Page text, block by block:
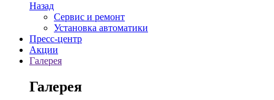
Назад
Сервис и ремонт
Установка автоматики
Пресс-центр
Акции
Галерея
Галерея